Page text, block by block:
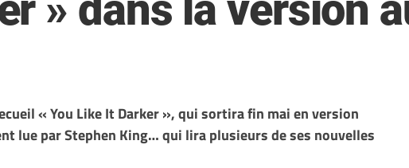
« You Like It Darker », qui sortira fin mai en version
lue par Stephen King… qui lira plusieurs de ses nouvelles